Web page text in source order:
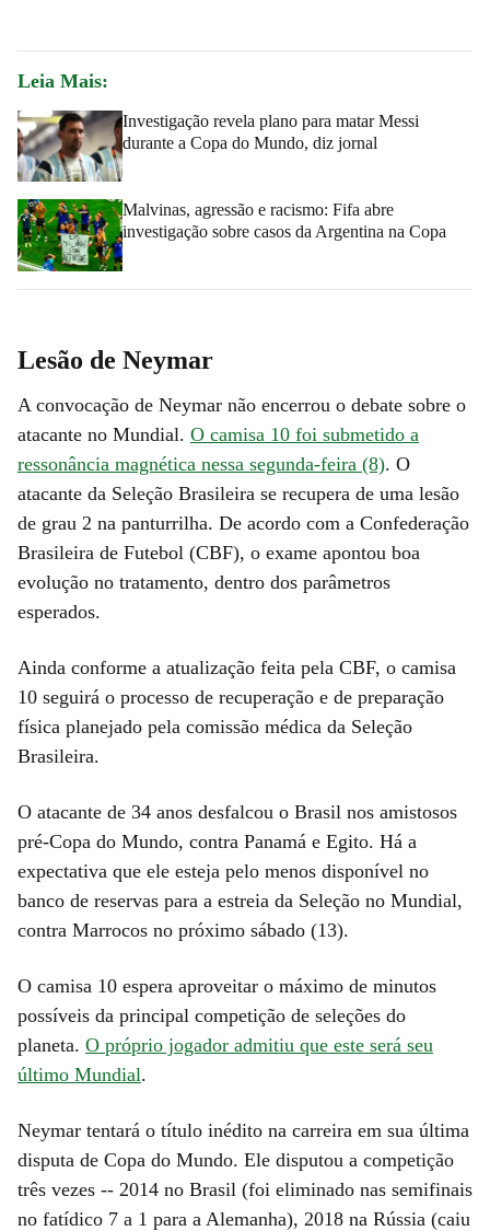
Leia Mais:
Investigação revela plano para matar Messi
durante a Copa do Mundo, diz jornal
Malvinas, agressão e racismo: Fifa abre
investigação sobre casos da Argentina na Copa
Lesão de Neymar
A convocação de Neymar não encerrou o debate sobre o
atacante no Mundial. O camisa 10 foi submetido a
ressonância magnética nessa segunda-feira (8). O
atacante da Seleção Brasileira se recupera de uma lesão
de grau 2 na panturrilha. De acordo com a Confederação
Brasileira de Futebol (CBF), o exame apontou boa
evolução no tratamento, dentro dos parâmetros
esperados.
Ainda conforme a atualização feita pela CBF, o camisa
10 seguirá o processo de recuperação e de preparação
física planejado pela comissão médica da Seleção
Brasileira.
O atacante de 34 anos desfalcou o Brasil nos amistosos
pré-Copa do Mundo, contra Panamá e Egito. Há a
expectativa que ele esteja pelo menos disponível no
banco de reservas para a estreia da Seleção no Mundial,
contra Marrocos no próximo sábado (13).
O camisa 10 espera aproveitar o máximo de minutos
possíveis da principal competição de seleções do
planeta. O próprio jogador admitiu que este será seu
último Mundial.
Neymar tentará o título inédito na carreira em sua última
disputa de Copa do Mundo. Ele disputou a competição
três vezes -- 2014 no Brasil (foi eliminado nas semifinais
no fatídico 7 a 1 para a Alemanha), 2018 na Rússia (caiu